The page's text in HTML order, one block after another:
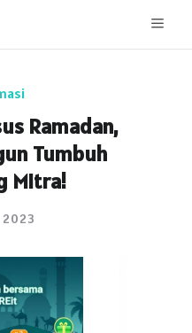
Ramadan,
Tumbuh
Mitra!